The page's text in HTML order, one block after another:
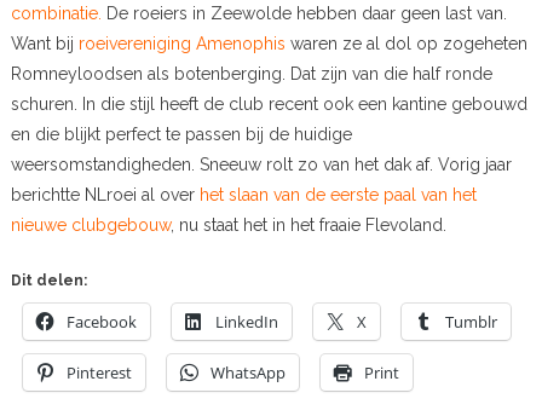
combinatie. De roeiers in Zeewolde hebben daar geen last van.
Want bij roeivereniging Amenophis waren ze al dol op zogeheten
Romneyloodsen als botenberging. Dat zijn van die half ronde
schuren. In die stijl heeft de club recent ook een kantine gebouwd
en die blijkt perfect te passen bij de huidige
weersomstandigheden. Sneeuw rolt zo van het dak af. Vorig jaar
berichtte NLroei al over het slaan van de eerste paal van het
nieuwe clubgebouw, nu staat het in het fraaie Flevoland.
Dit delen:
Facebook LinkedIn X Tumblr
Pinterest WhatsApp Print